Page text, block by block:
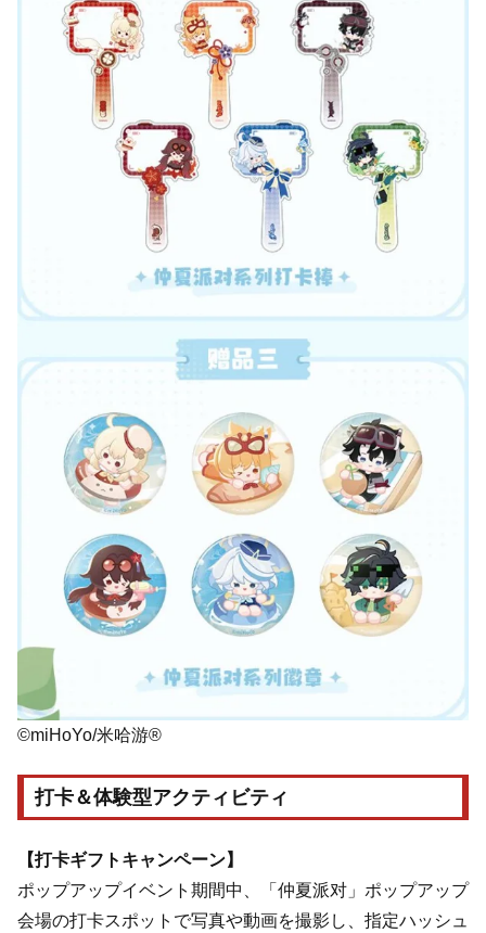
©miHoYo/米哈游®
打卡＆体験型アクティビティ
【打卡ギフトキャンペーン】
ポップアップイベント期間中、「仲夏派对」ポップアップ
会場の打卡スポットで写真や動画を撮影し、指定ハッシュ